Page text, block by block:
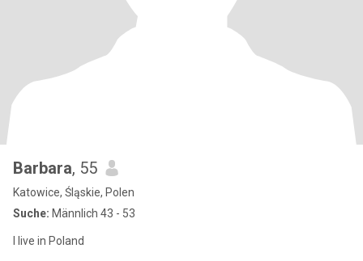
Barbara, 55
Katowice, Śląskie, Polen
Suche: Männlich 43 - 53
I live in Poland